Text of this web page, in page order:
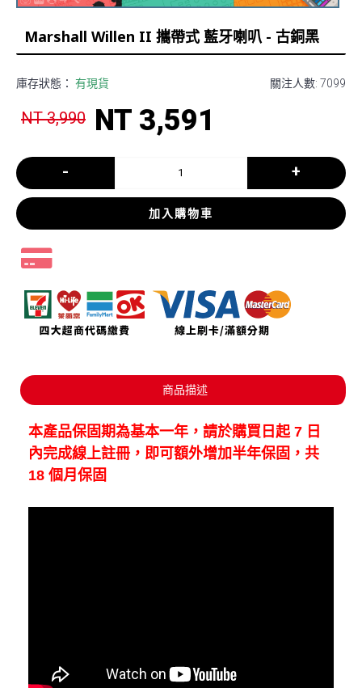
Marshall Willen II 攜帶式 藍牙喇叭 - 古銅黑
關注人數: 7099
庫存狀態： 有現貨
NT 3,990 NT 3,591
- +
加入購物車
商品描述
本產品保固期為基本一年，請於購買日起 7 日
內完成線上註冊，即可額外增加半年保固，共
18 個月保固